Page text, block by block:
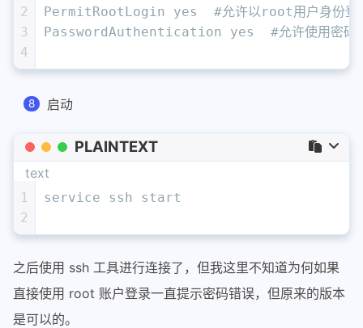
2
3
4
PermitRootLogin yes  #允许以root用户身份登
PasswordAuthentication yes  #允许使用密码进
启动
PLAINTEXT
text
1
2
service ssh start
之后使用 ssh 工具进行连接了，但我这里不知道为何如果
直接使用 root 账户登录一直提示密码错误，但原来的版本
是可以的。